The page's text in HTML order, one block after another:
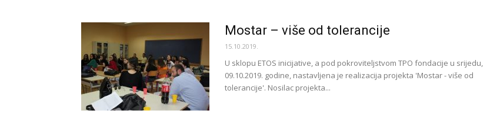
Mostar – više od tolerancije
15.10.2019.
U sklopu ETOS inicijative, a pod pokroviteljstvom TPO fondacije u srijedu,
09.10.2019. godine, nastavljena je realizacija projekta 'Mostar - više od
tolerancije'. Nosilac projekta...